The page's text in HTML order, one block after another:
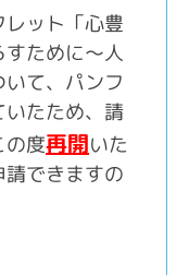
ット「心豊
ために～人
て、パンフ
いたため、請
の度再開いた
できますの